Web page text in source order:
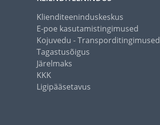
Klienditeeninduskeskus
E-poe kasutamistingimused
Kojuvedu - Transporditingimused
Tagastusõigus
Järelmaks
KKK
Ligipääsetavus